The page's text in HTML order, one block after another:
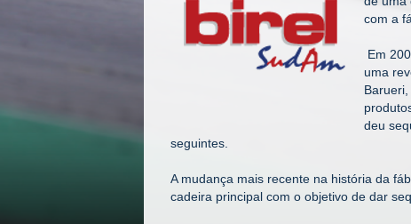
com a
Em
uma
deu
seguintes.
A mudança mais recente na história da
cadeira principal com o objetivo de dar